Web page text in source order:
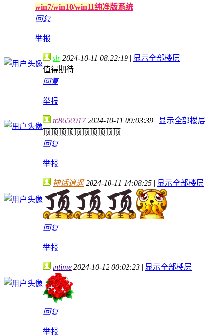
win7/win10/win11纯净版系统
回复
举报
slr2024-10-11 08:22:19 | 显示全部楼层
值得期待
回复
举报
rc86569172024-10-11 09:03:39 | 显示全部楼层
顶顶顶顶顶顶顶顶顶顶
回复
举报
神话逍遥2024-10-11 14:08:25 | 显示全部楼层
回复
举报
intime 2024-10-12 00:02:23 | 显示全部楼层
回复
举报